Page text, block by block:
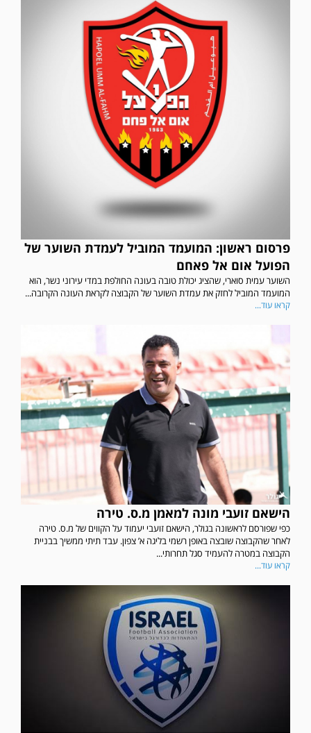
פרסום ראשון: המועמד המוביל לעמדת השוער של
הפועל אום אל פאחם
השוער עמית סוארי, שהציג יכולת טובה בעונה החולפת במדי עירוני נשר, הוא
המועמד המוביל לחזק את עמדת השוער של הקבוצה לקראת העונה הקרובה...
קראו עוד...
הישאם זועבי מונה למאמן מ.ס. טירה
כפי שפורסם לראשונה בגולר, הישאם זועבי יעמוד על הקווים של מ.ס. טירה
לאחר שהקבוצה שובצה באופן רשמי בליגה א’ צפון. עבד תיתי ממשיך בבניית
הקבוצה במטרה להעמיד סגל תחרותי...
קראו עוד...